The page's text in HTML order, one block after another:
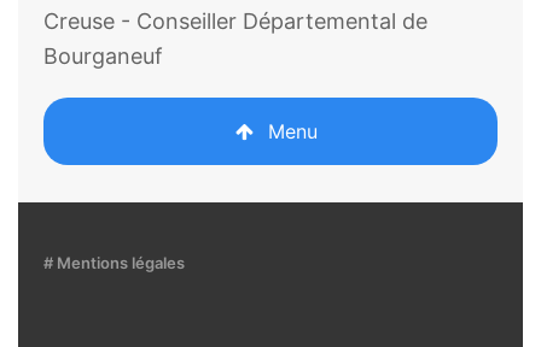
Creuse - Conseiller Départemental de
Bourganeuf
Menu
# Mentions légales